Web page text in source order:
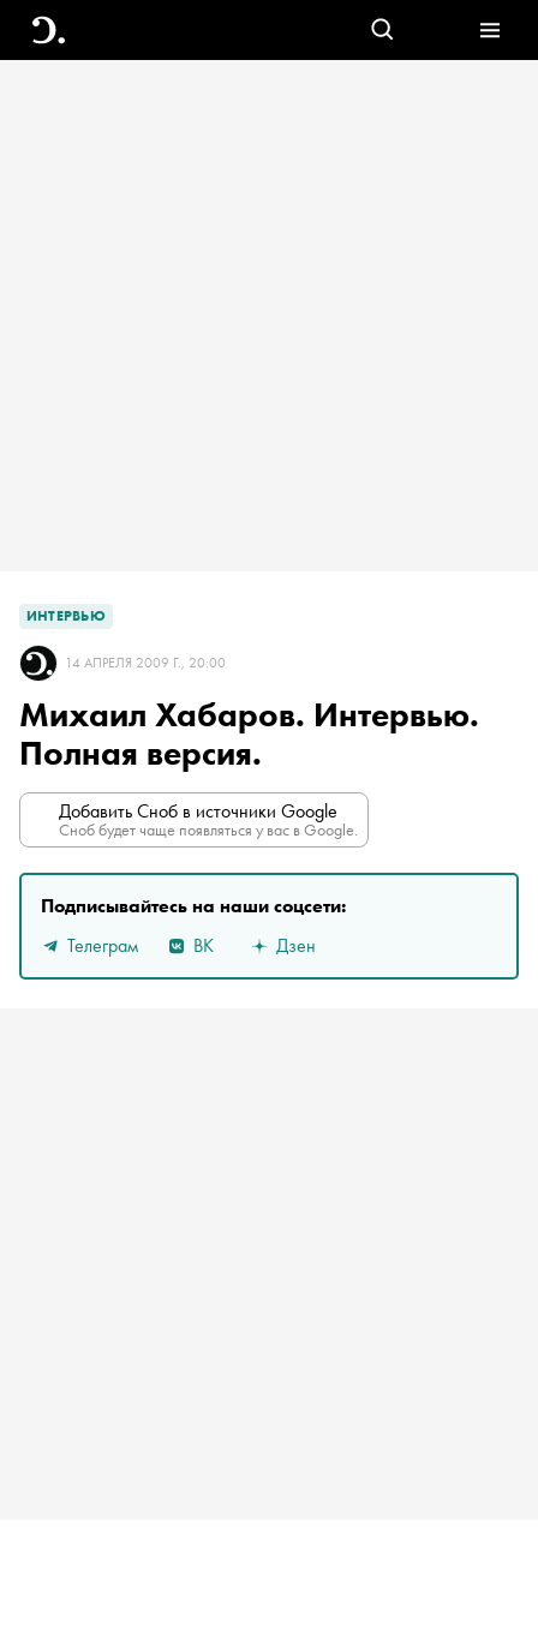
ИНТЕРВЬЮ
14 АПРЕЛЯ 2009 Г., 20:00
Михаил Хабаров. Интервью.
Полная версия.
Добавить Сноб в источники Google
Сноб будет чаще появляться у вас в Google.
Подписывайтесь на наши соцсети:
Телеграм
ВК Дзен